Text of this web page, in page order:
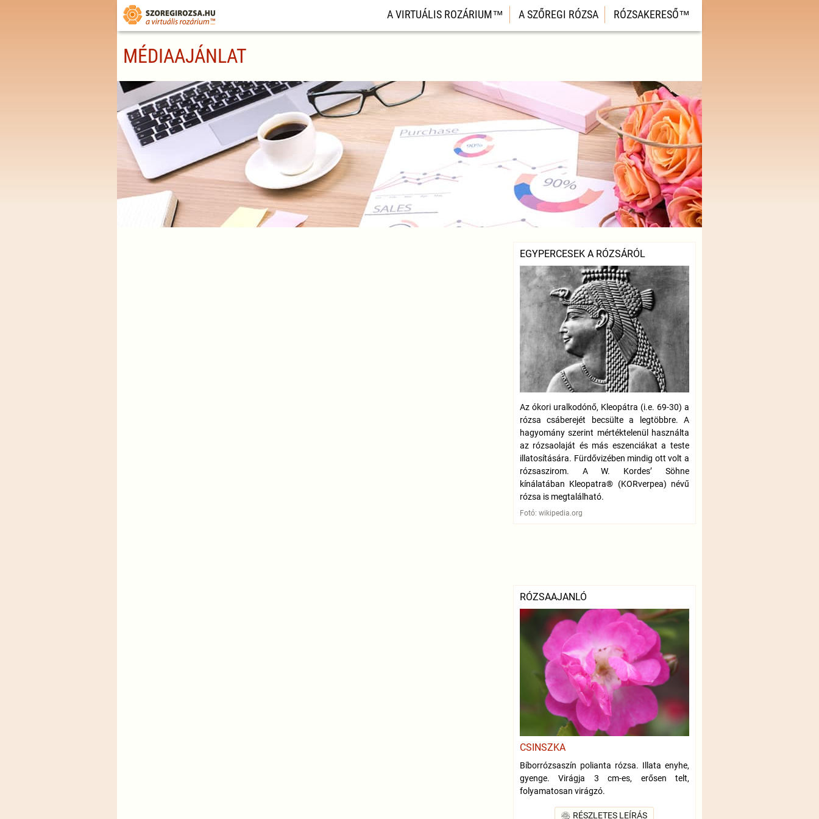
A VIRTUÁLIS ROZÁRIUM™ A SZŐREGI RÓZSA RÓZSAKERESŐ™
MÉDIAAJÁNLAT
EGYPERCESEK A RÓZSÁRÓL
Az ókori uralkodónő, Kleopátra (i.e. 69-30) a
rózsa csáberejét becsülte a legtöbbre. A
hagyomány szerint mértéktelenül használta
az rózsaolaját és más eszenciákat a teste
illatosítására. Fürdővizében mindig ott volt a
rózsaszirom. A W. Kordes’ Söhne
kínálatában Kleopatra® (KORverpea) névű
rózsa is megtalálható.
Fotó: wikipedia.org
RÓZSAAJANLÓ
CSINSZKA
Bíborrózsaszín polianta rózsa. Illata enyhe,
gyenge. Virágja 3 cm-es, erősen telt,
folyamatosan virágzó.
RÉSZLETES LEÍRÁS